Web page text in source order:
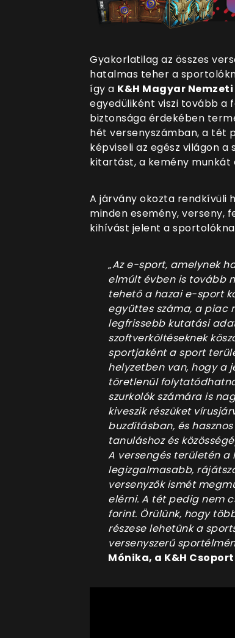
Gyakorlatilag az összes
hatalmas teher a
így a K&H Magyar
egyedüliként viszi tovább a
biztonsága érdekében
hét versenyszámban, a tét
képviseli az egész világon
kitartást, a kemény munkát
A járvány okozta rendkívüli
minden esemény, verseny,
kihívást jelent a
„Az e-sport, amelynek
elmúlt évben is tovább
tehető a hazai e-sport
együttes száma, a piac
legfrissebb kutatási
szoftverköltéseknek
sportjaként a sport
helyzetben van, hogy a
töretlenül
szurkolók számára is
kiveszik részüket
buzdításban, és
tanuláshoz és
A versengés területén a
legizgalmasabb,
versenyzők ismét
elérni. A tét pedig nem
forint. Örülünk, hogy
részese lehetünk a
versenyszerű
Mónika, a K&H